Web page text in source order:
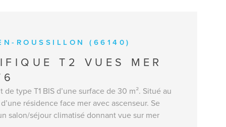
ROUSSILLON (66140)
T2 VUES MER
type T1 BIS d’une surface de 30 m². Situé au
résidence face mer avec ascenseur. Se
salon/séjour climatisé donnant vue sur mer